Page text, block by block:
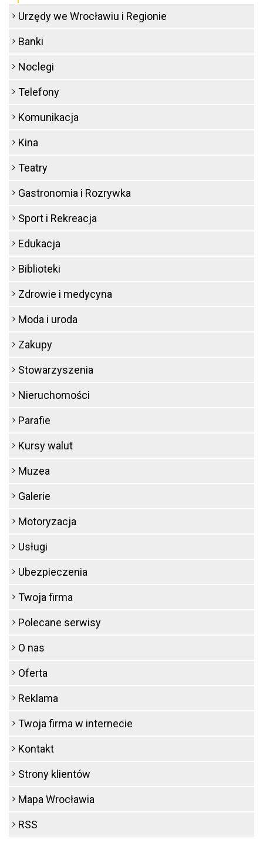
Urzędy we Wrocławiu i Regionie
Banki
Noclegi
Telefony
Komunikacja
Kina
Teatry
Gastronomia i Rozrywka
Sport i Rekreacja
Edukacja
Biblioteki
Zdrowie i medycyna
Moda i uroda
Zakupy
Stowarzyszenia
Nieruchomości
Parafie
Kursy walut
Muzea
Galerie
Motoryzacja
Usługi
Ubezpieczenia
Twoja firma
Polecane serwisy
O nas
Oferta
Reklama
Twoja firma w internecie
Kontakt
Strony klientów
Mapa Wrocławia
RSS